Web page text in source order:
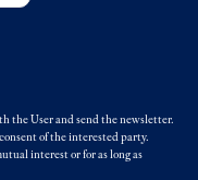
the User and send the newsletter.
of the interested party.
interest or for as long as